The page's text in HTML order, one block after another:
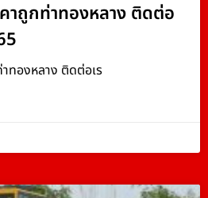
าถูกท่าทองหลาง ติดต่อ
ทองหลาง ติดต่อเร